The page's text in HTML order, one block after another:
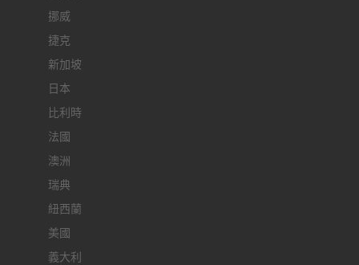
挪威
捷克
新加坡
日本
比利時
法國
澳洲
瑞典
紐西蘭
美國
義大利